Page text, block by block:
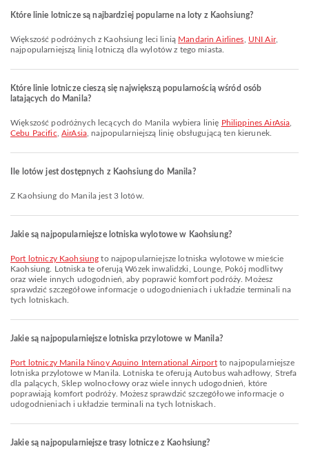
Które linie lotnicze są najbardziej popularne na loty z Kaohsiung?
Większość podróżnych z Kaohsiung leci linią Mandarin Airlines UNI Air,
najpopularniejszą linią lotniczą dla wylotów z tego miasta.
Które linie lotnicze cieszą się największą popularnością wśród osób
latających do Manila?
Większość podróżnych lecących do Manila wybiera linię Philippines AirAsia
Cebu Pacific AirAsia, najpopularniejszą linię obsługującą ten kierunek.
Ile lotów jest dostępnych z Kaohsiung do Manila?
Z Kaohsiung do Manila jest 3 lotów.
Jakie są najpopularniejsze lotniska wylotowe w Kaohsiung?
Port lotniczy Kaohsiung to najpopularniejsze lotniska wylotowe w mieście
Kaohsiung. Lotniska te oferują Wózek inwalidzki, Lounge, Pokój modlitwy
oraz wiele innych udogodnień, aby poprawić komfort podróży. Możesz
sprawdzić szczegółowe informacje o udogodnieniach i układzie terminali na
tych lotniskach.
Jakie są najpopularniejsze lotniska przylotowe w Manila?
Port lotniczy Manila Ninoy Aquino International Airportto najpopularniejsze
lotniska przylotowe w Manila. Lotniska te oferują Autobus wahadłowy, Strefa
dla palących, Sklep wolnocłowy oraz wiele innych udogodnień, które
poprawiają komfort podróży. Możesz sprawdzić szczegółowe informacje o
udogodnieniach i układzie terminali na tych lotniskach.
Jakie są najpopularniejsze trasy lotnicze z Kaohsiung?